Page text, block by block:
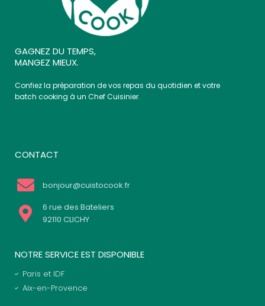
GAGNEZ DU TEMPS,
MANGEZ MIEUX.
Confiez la préparation de vos repas du quotidien et votre
batch cooking à un Chef Cuisinier.
CONTACT
bonjour@cuistocook.fr
6 rue des Bateliers
92110 CLICHY
NOTRE SERVICE EST DISPONIBLE
Paris et IDF
Aix-en-Provence